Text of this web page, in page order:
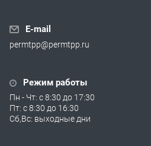
E-mail
permtpp@permtpp.ru
Режим работы
Пн - Чт: с 8:30 до 17:30
Пт: с 8:30 до 16:30
Сб,Вс: выходные дни